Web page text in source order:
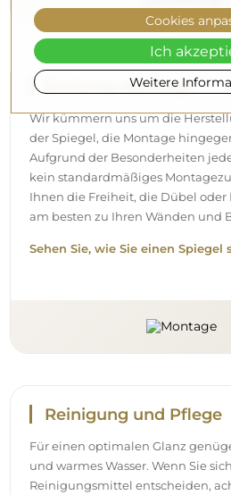
Einfache Montage
Wir kümmern uns um die
der Spiegel, die Montage
Aufgrund der Besonderheiten
kein standardmäßiges
Ihnen die Freiheit, die Dübel oder
am besten zu Ihren Wänden und
Sehen Sie, wie Sie einen
Reinigung und Pflege
Für einen optimalen Glanz
und warmes Wasser. Wenn Sie
Reinigungsmittel entscheiden,
Weitere
Cookies
Ich